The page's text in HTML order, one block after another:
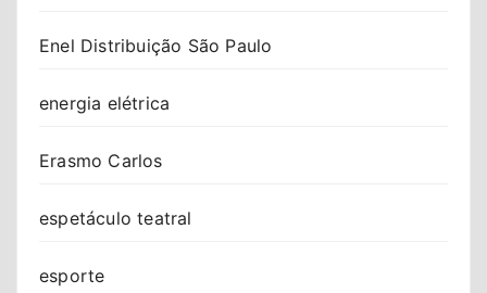
Enel Distribuição São Paulo
energia elétrica
Erasmo Carlos
espetáculo teatral
esporte